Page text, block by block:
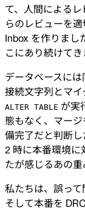
て、人間による
らのレビューを
Inbox を作りまし
こにあり続けてき
データベースに
接続文字列とマ
ALTER TABLE が実
態もなく、マー
備完了だと判断
2 時に本番環境に
たが感じるあの重
私たちは、誤って
そして本番を